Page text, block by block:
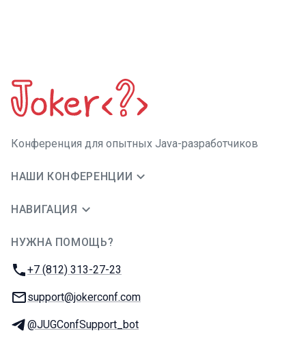
Конференция для опытных Java-разработчиков
НАШИ КОНФЕРЕНЦИИ
НАВИГАЦИЯ
НУЖНА ПОМОЩЬ?
Телефон:
+7 (812) 313-27-23
E-mail:
support@jokerconf.com
Телеграм:
@JUGConfSupport_bot